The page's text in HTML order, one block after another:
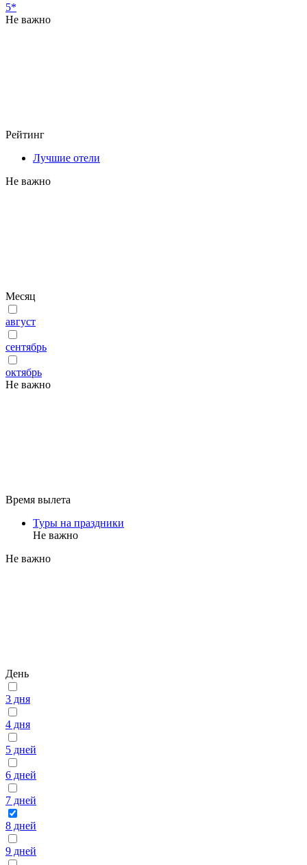
5*
Не важно
Рейтинг
Лучшие отели
Не важно
Месяц
август
сентябрь
октябрь
Не важно
Время вылета
Туры на праздники
Не важно
Не важно
День
3 дня
4 дня
5 дней
6 дней
7 дней
8 дней
9 дней